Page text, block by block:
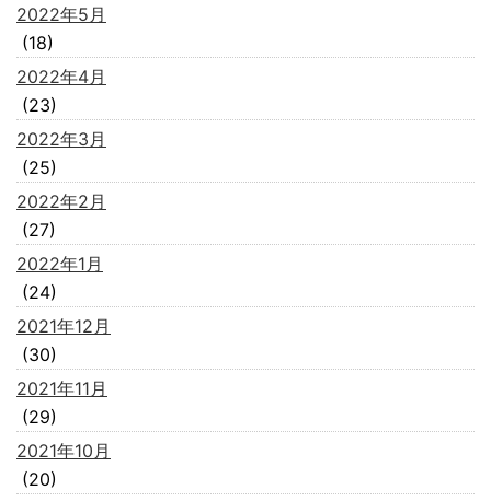
2022年5月
(18)
2022年4月
(23)
2022年3月
(25)
2022年2月
(27)
2022年1月
(24)
2021年12月
(30)
2021年11月
(29)
2021年10月
(20)